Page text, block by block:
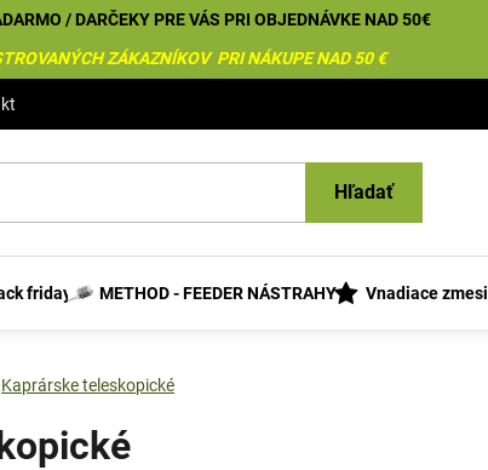
/ DARČEKY PRE VÁS PRI OBJEDNÁVKE NAD 50€
ZÁKAZNÍKOV PRI NÁKUPE NAD 50 €
Hľadať
friday METHOD - FEEDER NÁSTRAHY Vnadiace zmesi
Kaprárske teleskopické